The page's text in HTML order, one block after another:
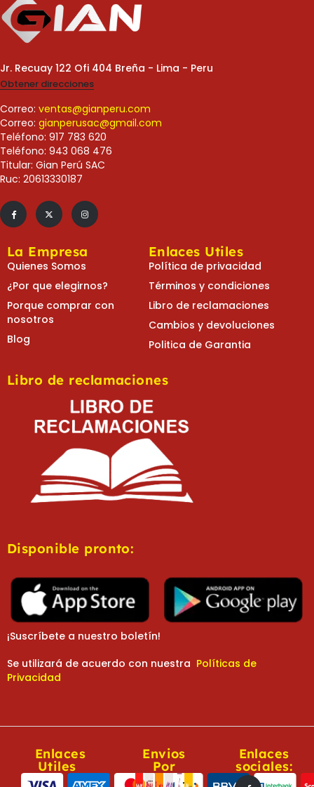
Jr. Recuay 122 Ofi 404 Breña - Lima - Peru
Obtener direcciones
Correo: ventas@gianperu.com
Correo: gianperusac@gmail.com
Teléfono: 917 783 620
Teléfono: 943 068 476
Titular: Gian Perú SAC
Ruc: 20613330187
La Empresa
Quienes Somos
¿Por que elegirnos?
Porque comprar con
nosotros
Blog
Enlaces Utiles
Política de privacidad
Términos y condiciones
Libro de reclamaciones
Cambios y devoluciones
Politica de Garantia
Libro de reclamaciones
Disponible pronto:
¡Suscríbete a nuestro boletín!
Se utilizará de acuerdo con nuestra Políticas de
Privacidad
Enlaces
Utiles
Envios
Por
Enlaces
sociales: